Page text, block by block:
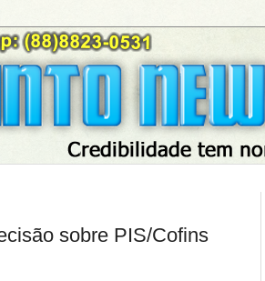
sobre PIS/Cofins